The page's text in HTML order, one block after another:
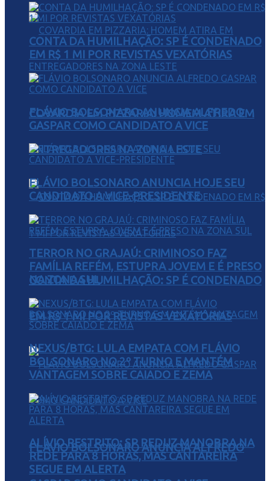
COVARDIA EM PIZZARIA: HOMEM ATIRA EM
ENTREGADORES NA ZONA LESTE
CONTA DA HUMILHAÇÃO: SP É CONDENADO
EM R$ 1 MI POR REVISTAS VEXATÓRIAS
FLÁVIO BOLSONARO ANUNCIA ALFREDO
CONTA DA HUMILHAÇÃO: SP É CONDENADO
EM R$ 1 MI POR REVISTAS VEXATÓRIAS
FLÁVIO BOLSONARO ANUNCIA ALFREDO
GASPAR COMO CANDIDATO A VICE
FLÁVIO BOLSONARO ANUNCIA HOJE SEU
CANDIDATO A VICE-PRESIDENTE
TERROR NO GRAJAÚ: CRIMINOSO FAZ
FAMÍLIA REFÉM, ESTUPRA JOVEM E É PRESO
NA ZONA SUL
NEXUS/BTG: LULA EMPATA COM FLÁVIO
BOLSONARO NO 2º TURNO E MANTÉM
VANTAGEM SOBRE CAIADO E ZEMA
ALÍVIO RESTRITO: SP REDUZ MANOBRA NA
REDE PARA 8 HORAS, MAS CANTAREIRA
SEGUE EM ALERTA